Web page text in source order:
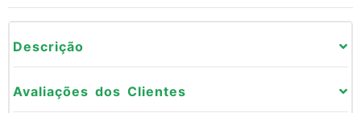
Descrição
Avaliações dos Clientes